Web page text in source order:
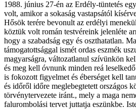
1988. június 27-én az Erdély-tüntetés
volt, amikor a sokaság vastapsától
Hősök terére bevonult az erdélyi
köztük volt román testvéreink jelenléte
hogy a szabadság egy és oszthatatlan.
támogatottsággal ismét ordas eszmék
magyarságra, változatlanul szívünkön
és meg kell óvnunk minden reá
is fokozott figyelmet és éberséget kell
és időről időre meglebegtetett országos
törvénytervezete iránt., mely a maga
falurombolási tervet juttatja eszünkbe.